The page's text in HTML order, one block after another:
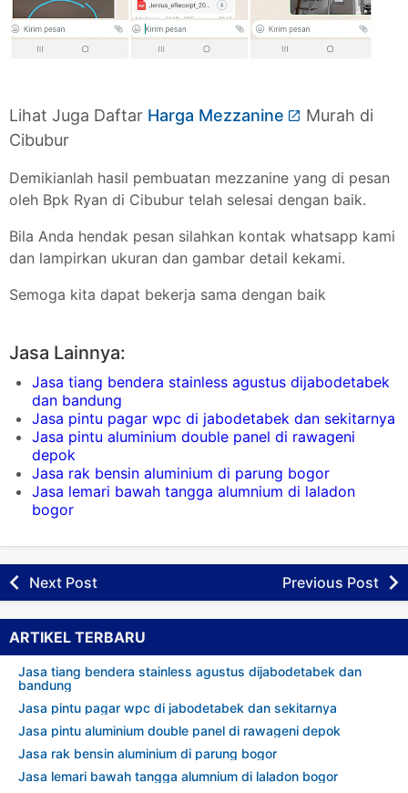
Lihat Juga Daftar Harga Mezzanine
Murah di
Cibubur
Demikianlah hasil pembuatan mezzanine yang di pesan
oleh Bpk Ryan di Cibubur telah selesai dengan baik.
Bila Anda hendak pesan silahkan kontak whatsapp kami
dan lampirkan ukuran dan gambar detail kekami.
Semoga kita dapat bekerja sama dengan baik
Jasa Lainnya:
Jasa tiang bendera stainless agustus dijabodetabek
dan bandung
Jasa pintu pagar wpc di jabodetabek dan sekitarnya
Jasa pintu aluminium double panel di rawageni
depok
Jasa rak bensin aluminium di parung bogor
Jasa lemari bawah tangga alumnium di laladon
bogor
Next Post Previous Post
ARTIKEL TERBARU
Jasa tiang bendera stainless agustus dijabodetabek dan
bandung
Jasa pintu pagar wpc di jabodetabek dan sekitarnya
Jasa pintu aluminium double panel di rawageni depok
Jasa rak bensin aluminium di parung bogor
Jasa lemari bawah tangga alumnium di laladon bogor